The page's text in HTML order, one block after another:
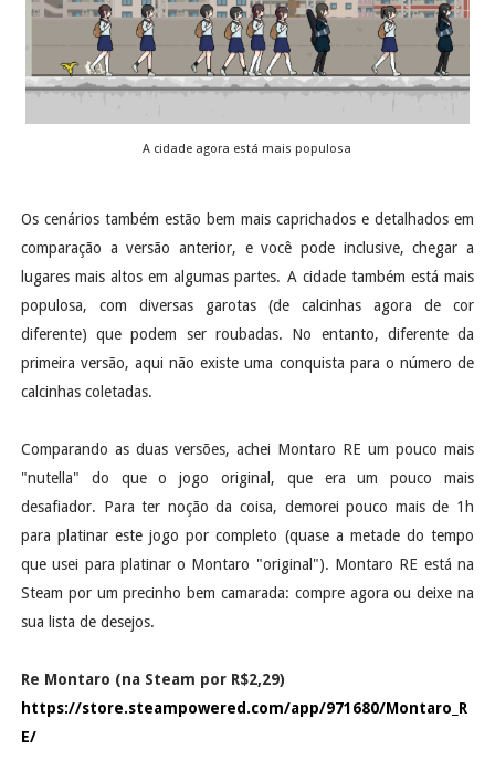
A cidade agora está mais populosa
Os cenários também estão bem mais caprichados e detalhados em
comparação a versão anterior, e você pode inclusive, chegar a
lugares mais altos em algumas partes. A cidade também está mais
populosa, com diversas garotas (de calcinhas agora de cor
diferente) que podem ser roubadas. No entanto, diferente da
primeira versão, aqui não existe uma conquista para o número de
calcinhas coletadas.
Comparando as duas versões, achei Montaro RE um pouco mais
"nutella" do que o jogo original, que era um pouco mais
desafiador. Para ter noção da coisa, demorei pouco mais de 1h
para platinar este jogo por completo (quase a metade do tempo
que usei para platinar o Montaro "original"). Montaro RE está na
Steam por um precinho bem camarada: compre agora ou deixe na
sua lista de desejos.
Re Montaro (na Steam por R$2,29)
https://store.steampowered.com/app/971680/Montaro_R
E/